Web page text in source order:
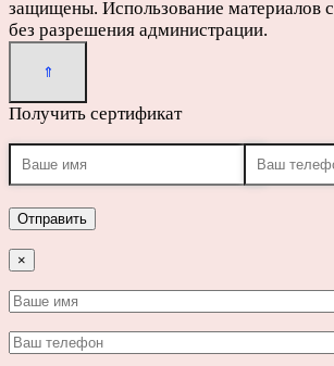
защищены. Использование материалов
без разрешения администрации.
Получить сертификат
×